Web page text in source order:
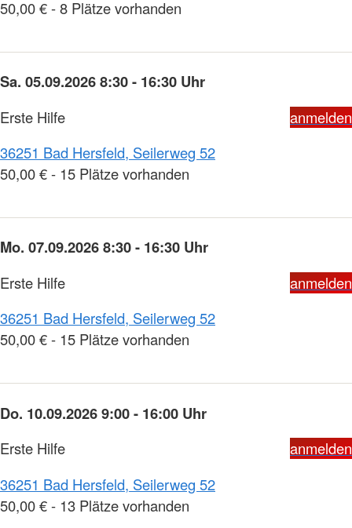
50,00 € - 8 Plätze vorhanden
Sa. 05.09.2026 8:30 - 16:30 Uhr
Erste Hilfe
anmelden
36251 Bad Hersfeld, Seilerweg 52
50,00 € - 15 Plätze vorhanden
Mo. 07.09.2026 8:30 - 16:30 Uhr
Erste Hilfe
anmelden
36251 Bad Hersfeld, Seilerweg 52
50,00 € - 15 Plätze vorhanden
Do. 10.09.2026 9:00 - 16:00 Uhr
Erste Hilfe
anmelden
36251 Bad Hersfeld, Seilerweg 52
50,00 € - 13 Plätze vorhanden